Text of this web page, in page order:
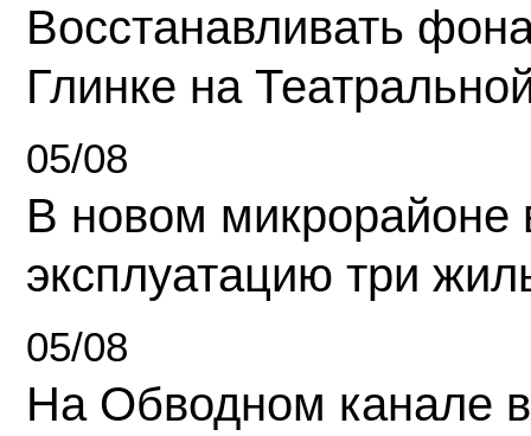
Восстанавливать
Глинке на
05/08
В новом микрорайоне
эксплуатацию три
05/08
На Обводном канале